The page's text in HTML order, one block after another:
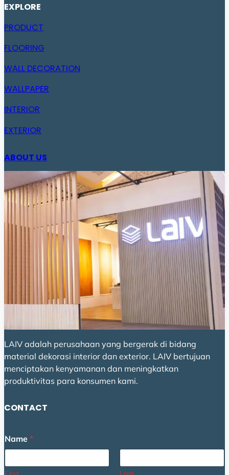
EXPLORE
PRODUCT
FLOORING
WALL DECORATION
WALLPAPER
INTERIOR
EXTERIOR
ABOUT US
LAIV adalah perusahaan yang bergerak di bidang
material dekorasi interior dan exterior. LAIV bertujuan
menciptakan kenyamanan dan meningkatkan
produktivitas para konsumen kami.
CONTACT
o
m
e
Name *